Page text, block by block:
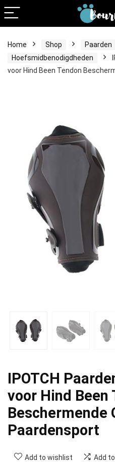
Home Shop
Paarden
Hoefsmidbenodigdheden
voor Hind Been Tendon
IPOTCH
voor Hind Been
Beschermende
Paardensport
Add to wishlist Add